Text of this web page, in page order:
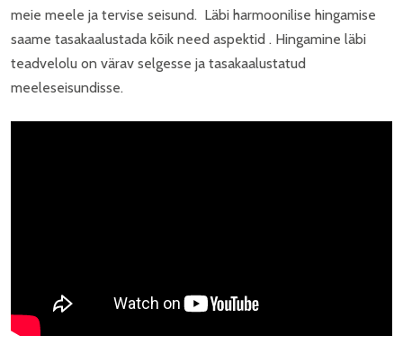
meie meele ja tervise seisund. Läbi harmoonilise hingamise
saame tasakaalustada kõik need aspektid . Hingamine läbi
teadvelolu on värav selgesse ja tasakaalustatud
meeleseisundisse.